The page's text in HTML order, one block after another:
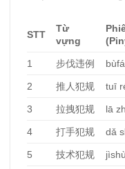
STT
Từ
vựng
1 步伐违例
2 推人犯规 tuī
3 拉拽犯规 lā
4 打手犯规 dǎ
5 技术犯规